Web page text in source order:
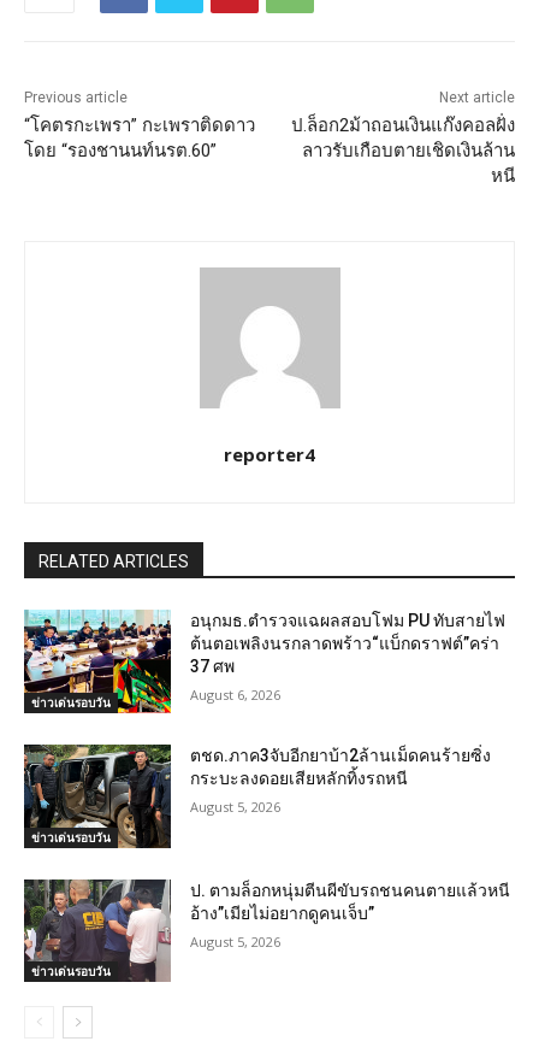
Previous article
“โคตรกะเพรา” กะเพราติดดาว
โดย “รองชานนท์นรต.60”
Next article
ป.ล็อก2ม้าถอนเงินแก๊งคอลฝั่ง
ลาวรับเกือบตายเชิดเงินล้าน
หนี
reporter4
RELATED ARTICLES
ข่าวเด่นรอบวัน
อนุกมธ.ตำรวจแฉผลสอบโฟม PU ทับสายไฟ
ต้นตอเพลิงนรกลาดพร้าว“แบ็กดราฟต์”คร่า
37 ศพ
August 6, 2026
ข่าวเด่นรอบวัน
ตชด.ภาค3จับอีกยาบ้า2ล้านเม็ดคนร้ายซิ่ง
กระบะลงดอยเสียหลักทิ้งรถหนี
August 5, 2026
ข่าวเด่นรอบวัน
ป. ตามล็อกหนุ่มตีนผีขับรถชนคนตายแล้วหนี
อ้าง”เมียไม่อยากดูคนเจ็บ”
August 5, 2026